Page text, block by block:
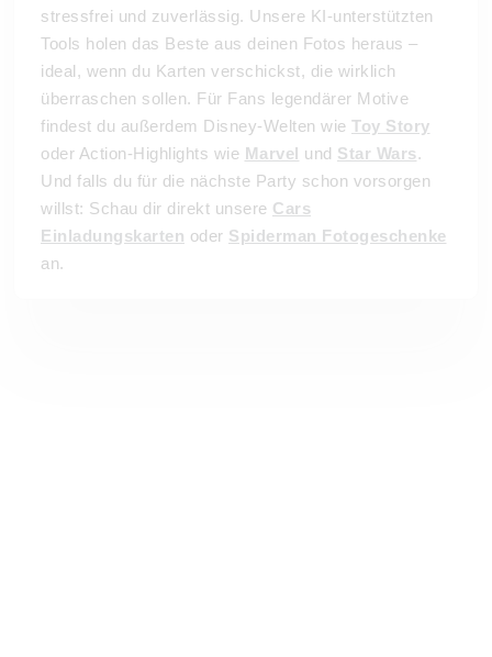
stressfrei und zuverlässig. Unsere KI-unterstützten
Tools holen das Beste aus deinen Fotos heraus –
ideal, wenn du Karten verschickst, die wirklich
überraschen sollen. Für Fans legendärer Motive
findest du außerdem Disney-Welten wie Toy Story
oder Action-Highlights wie Marvel und Star Wars.
Und falls du für die nächste Party schon vorsorgen
willst: Schau dir direkt unsere Cars
Einladungskarten oder Spiderman Fotogeschenke
an.